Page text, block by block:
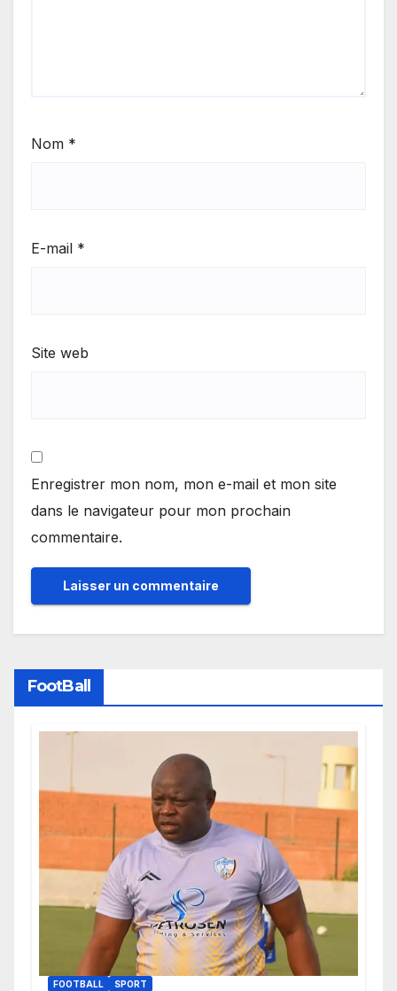
Nom *
E-mail *
Site web
Enregistrer mon nom, mon e-mail et mon site
dans le navigateur pour mon prochain
commentaire.
FootBall
FOOTBALL SPORT